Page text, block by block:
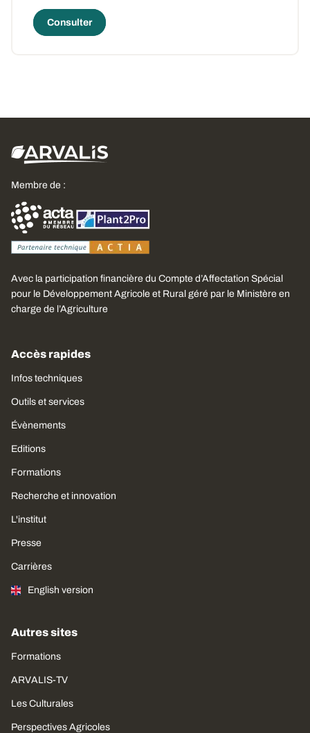
Consulter
Membre de :
Avec la participation financière du Compte d’Affectation Spécial
pour le Développement Agricole et Rural géré par le Ministère en
charge de l’Agriculture
Accès rapides
Infos techniques
Outils et services
Évènements
Editions
Formations
Recherche et innovation
L'institut
Presse
Carrières
English version
Autres sites
Formations
ARVALIS-TV
Les Culturales
Perspectives Agricoles